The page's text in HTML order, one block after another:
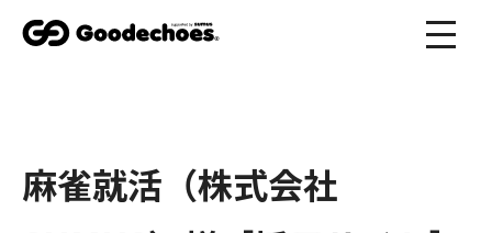
麻雀就活（株式会社